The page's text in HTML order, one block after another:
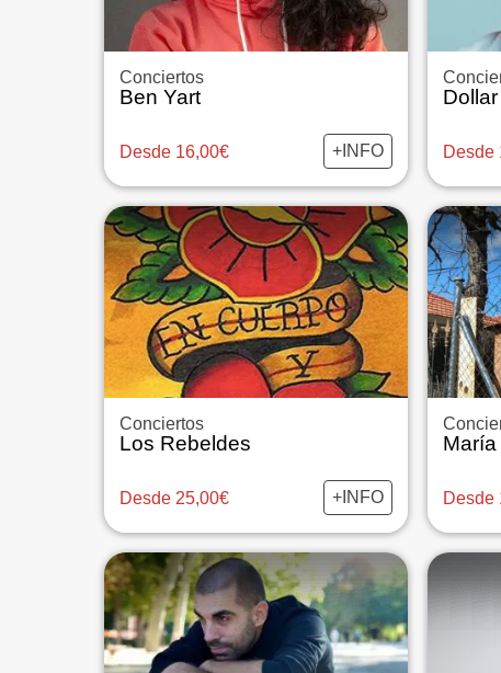
Conciertos
Ben Yart
Desde 16,00€ +INFO Desde
Conciertos
Los Rebeldes
Desde 25,00€ +INFO Desde